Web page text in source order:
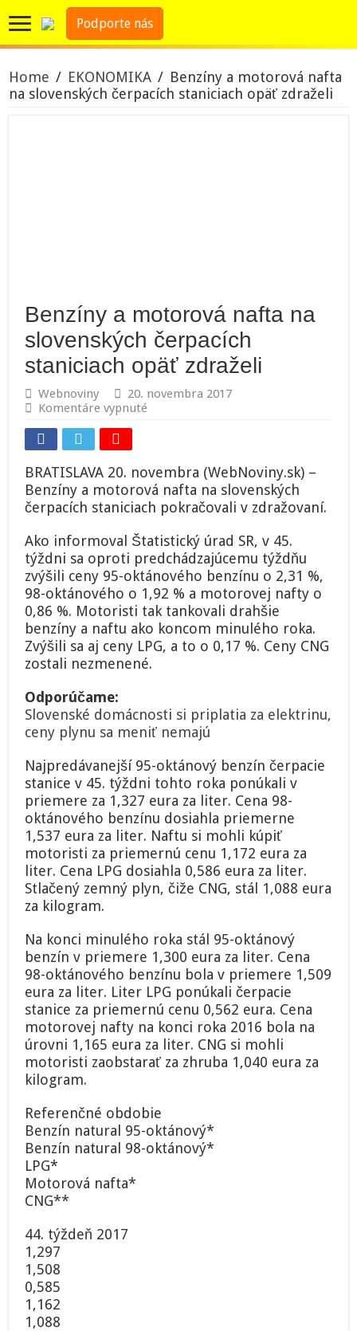
Podporte nás
Home / EKONOMIKA / Benzíny a motorová nafta
na slovenských čerpacích staniciach opäť zdraželi
Benzíny a motorová nafta na
slovenských čerpacích
staniciach opäť zdraželi
Webnoviny
20. novembra 2017
Komentáre vypnuté
na
slovenských
čerpacích
opäť
zdraželi
BRATISLAVA 20. novembra (WebNoviny.sk) –
Benzíny a motorová nafta na slovenských
čerpacích staniciach pokračovali v zdražovaní.
Ako informoval Štatistický úrad SR, v 45.
týždni sa oproti predchádzajúcemu týždňu
zvýšili ceny 95-oktánového benzínu o 2,31 %,
98-oktánového o 1,92 % a motorovej nafty o
0,86 %. Motoristi tak tankovali drahšie
benzíny a naftu ako koncom minulého roka.
Zvýšili sa aj ceny LPG, a to o 0,17 %. Ceny CNG
zostali nezmenené.
Odporúčame:
Slovenské domácnosti si priplatia za elektrinu,
ceny plynu sa meniť nemajú
Najpredávanejší 95-oktánový benzín čerpacie
stanice v 45. týždni tohto roka ponúkali v
priemere za 1,327 eura za liter. Cena 98-
oktánového benzínu dosiahla priemerne
1,537 eura za liter. Naftu si mohli kúpiť
motoristi za priemernú cenu 1,172 eura za
liter. Cena LPG dosiahla 0,586 eura za liter.
Stlačený zemný plyn, čiže CNG, stál 1,088 eura
za kilogram.
Na konci minulého roka stál 95-oktánový
benzín v priemere 1,300 eura za liter. Cena
98-oktánového benzínu bola v priemere 1,509
eura za liter. Liter LPG ponúkali čerpacie
stanice za priemernú cenu 0,562 eura. Cena
motorovej nafty na konci roka 2016 bola na
úrovni 1,165 eura za liter. CNG si mohli
motoristi zaobstarať za zhruba 1,040 eura za
kilogram.
Referenčné obdobie
Benzín natural 95-oktánový*
Benzín natural 98-oktánový*
LPG*
Motorová nafta*
CNG**
44. týždeň 2017
1,297
1,508
0,585
1,162
1,088